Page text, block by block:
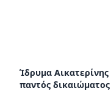
Ίδρυμα
παντός δικαιώματος